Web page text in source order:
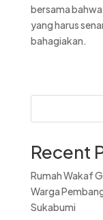
bersama
yang harus
bahagiakan.
Recent
Rumah Wakaf
Warga
Sukabumi